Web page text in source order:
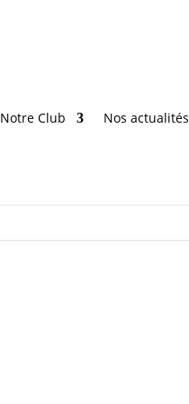
Notre Club Nos actualités